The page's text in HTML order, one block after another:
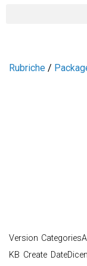
Rubriche /
Version
KB Create